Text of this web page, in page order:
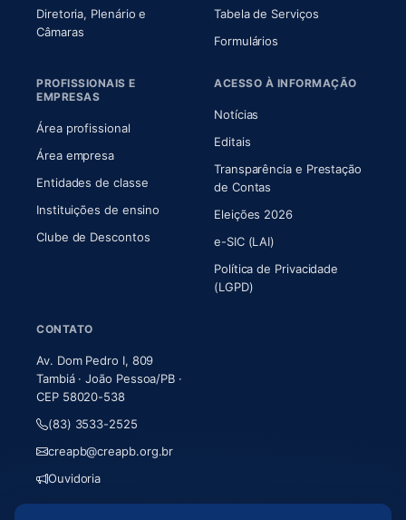
Diretoria, Plenário e
Câmaras(abre em nova aba)
Tabela de Serviços
Formulários
PROFISSIONAIS E
EMPRESAS
Área profissional
Área empresa
Entidades de classe
Instituições de ensino
Clube de Descontos
ACESSO À INFORMAÇÃO
Notícias
Editais
Transparência e Prestação
de Contas
Eleições 2026
e-SIC (LAI)
Política de Privacidade
(LGPD)
CONTATO
Av. Dom Pedro I, 809
Tambiá · João Pessoa/PB ·
CEP 58020-538
(83) 3533-2525
creapb@creapb.org.br
Ouvidoria